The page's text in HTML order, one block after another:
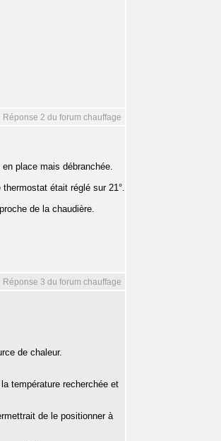
Réponse 2 du forum chauffage
place mais débranchée.
était réglé sur 21°.
de la chaudière.
Réponse 3 du forum chauffage
de chaleur.
température recherchée et
de le positionner à